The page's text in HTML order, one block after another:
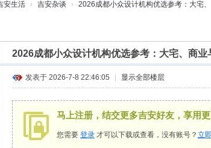
相亲聚会 井冈山
安生活 › 吉安杂谈 › 2026成都小众设计机构优选参考：大宅
2026成都小众设计机构优选参考：大宅、商
发表于 2026-7-8 22:46:05 显示全部楼层
马上注册，结交更多吉安好友，享用
您需要 登录 才可以下载或查看，没有账号？ 立